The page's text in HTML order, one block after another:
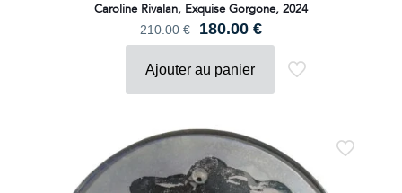
Caroline Rivalan, Exquise Gorgone, 2024
210.00€
Le
prix
initial
était :
210.00 €.
180.00 €Le
prix
actuel
180.00 €.
Ajouter au panier